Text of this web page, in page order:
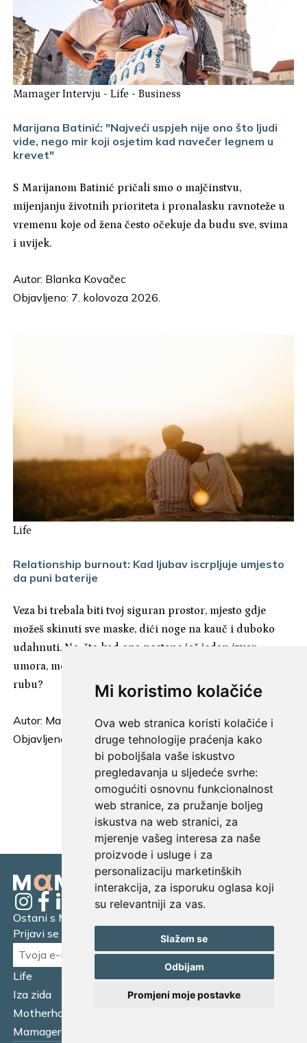
Mi koristimo kolačiće
Ova web stranica koristi kolačiće i
druge tehnologije praćenja kako
bi poboljšala vaše iskustvo
pregledavanja u sljedeće svrhe:
omogućiti osnovnu funkcionalnost
web stranice, za pružanje boljeg
iskustva na web stranici, za
mjerenje vašeg interesa za naše
proizvode i usluge i za
personalizaciju marketinških
interakcija, za isporuku oglasa koji
su relevantniji za vas.
Slažem se
Odbijam
Promjeni moje postavke
Mamager Intervju -Life -Business
Marijana Batinić: "Najveći uspjeh nije ono što ljudi
vide, nego mir koji osjetim kad navečer legnem u
krevet"
S Marijanom Batinić pričali smo o majčinstvu,
mijenjanju životnih prioriteta i pronalasku ravnoteže u
vremenu koje od žena često očekuje da budu sve, svima
i uvijek.
Autor: Blanka Kovačec
Objavljeno: 7. kolovoza 2026.
Life
Relationship burnout: Kad ljubav iscrpljuje umjesto
da puni baterije
Veza bi trebala biti tvoj siguran prostor, mjesto gdje
možeš skinuti sve maske, dići noge na kauč i duboko
udahnuti. No, što kad ona postane još jedan izvor
umora, mentalnog zamora i osjećaja da si uvijek na
rubu?
Autor: Mamager
Objavljeno: 6. kolovoza 2026.
UČITAJ JOŠ...
Life
Financijska pismenost
Iza zida
Business
Motherhood
Mamager Intervju
Ostani s Mamagerom
Prijavi se na naš newsletter.